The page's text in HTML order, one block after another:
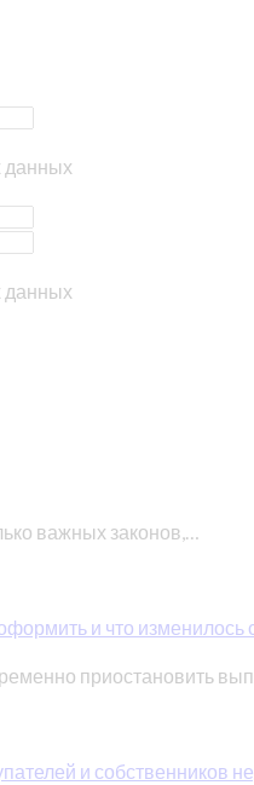
данных
данных
важных законов,…
и что изменилось
приостановить
и собственников